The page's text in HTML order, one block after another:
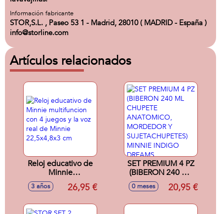
Información fabricante
STOR,S.L. , Paseo 53 1 - Madrid, 28010 ( MADRID - España )
info@storline.com
Artículos relacionados
Reloj educativo de
Minnie
multifuncion con 4
juegos y la voz real
22,5x4,8x3 cm
3 años 26,95 €
SET PREMIUM 4 PZ
(BIBERON 240 ML
CHUPETE
ANATOMICO,
SUJETACHUPETES)
0 meses 20,95 €